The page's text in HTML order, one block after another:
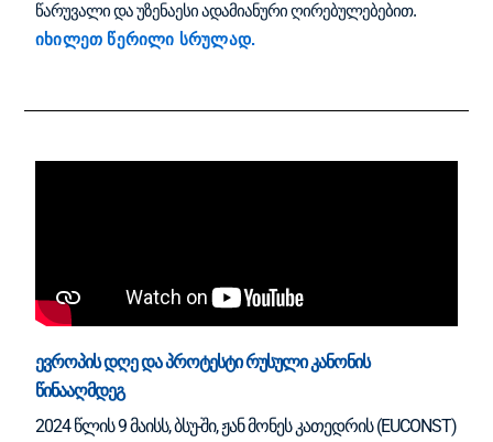
წარუვალი და უზენაესი ადამიანური ღირებულებებით.
იხილეთ წერილი სრულად.
ევროპის დღე და პროტესტი რუსული კანონის
წინააღმდეგ
2024 წლის 9 მაისს, ბსუ-ში, ჟან მონეს კათედრის (EUCONST)